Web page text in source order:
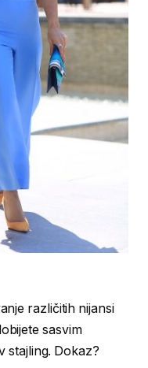
različitih nijansi
sasvim
stajling. Dokaz?